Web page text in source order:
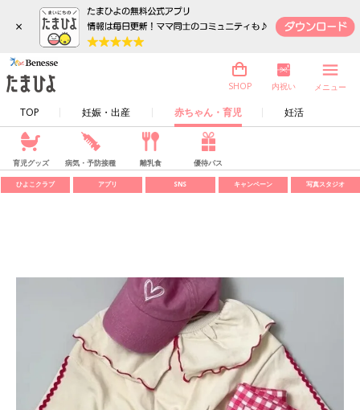
×
TOP 妊娠・出産 赤ちゃん・育児 妊活
SHOP 内祝い メニュー
育児グッズ 病気・予防接種 離乳食 優待パス
ひよこクラブ アプリ SNS キャンペーン 写真スタジオ